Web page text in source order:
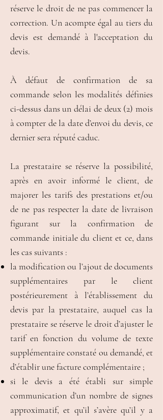
réserve le droit de ne pas commencer la
correction. Un acompte égal au tiers du
devis est demandé à l'acceptation du
devis.
À défaut de confirmation de sa
commande selon les modalités définies
ci-dessus dans un délai de deux (2) mois
à compter de la date d’envoi du devis, ce
dernier sera réputé caduc.
La prestataire se réserve la possibilité,
après en avoir informé le client, de
majorer les tarifs des prestations et/ou
de ne pas respecter la date de livraison
figurant sur la confirmation de
commande initiale du client et ce, dans
les cas suivants :
la modification ou l’ajout de documents
supplémentaires par le client
postérieurement à l’établissement du
devis par la prestataire, auquel cas la
prestataire se réserve le droit d’ajuster le
tarif en fonction du volume de texte
supplémentaire constaté ou demandé, et
d’établir une facture complémentaire ;
si le devis a été établi sur simple
communication d’un nombre de signes
approximatif, et qu’il s’avère qu’il y a